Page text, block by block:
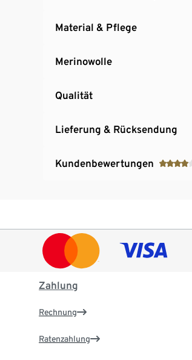
Material & Pflege
Merinowolle
Qualität
Lieferung & Rücksendung
Kundenbewertungen
Zahlung
Rechnung
Ratenzahlung